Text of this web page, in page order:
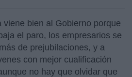
viene bien al Gobierno porque
el paro, los empresarios se
de prejubilaciones, y a
con mejor cualificación
no hay que olvidar que